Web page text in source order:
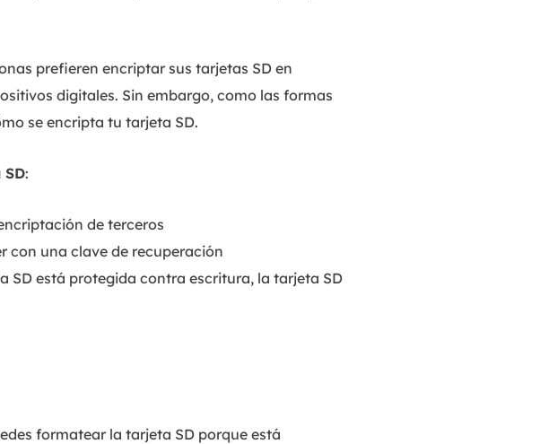
prefieren encriptar sus tarjetas SD en
digitales. Sin embargo, como las formas
se encripta tu tarjeta SD.
:
de terceros
con una clave de recuperación
SD está protegida contra escritura, la tarjeta SD
formatear la tarjeta SD porque está